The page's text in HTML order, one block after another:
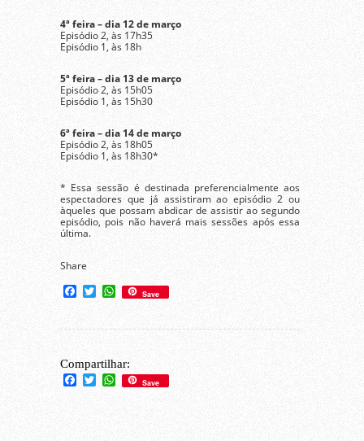
4ª feira – dia 12 de março
Episódio 2, às 17h35
Episódio 1, às 18h
5ª feira – dia 13 de março
Episódio 2, às 15h05
Episódio 1, às 15h30
6ª feira – dia 14 de março
Episódio 2, às 18h05
Episódio 1, às 18h30*
* Essa sessão é destinada preferencialmente aos
espectadores que já assistiram ao episódio 2 ou
àqueles que possam abdicar de assistir ao segundo
episódio, pois não haverá mais sessões após essa
última.
Share
Facebook
TwitterWhatsApp
Save
Compartilhar:
Facebook
TwitterWhatsApp
Save